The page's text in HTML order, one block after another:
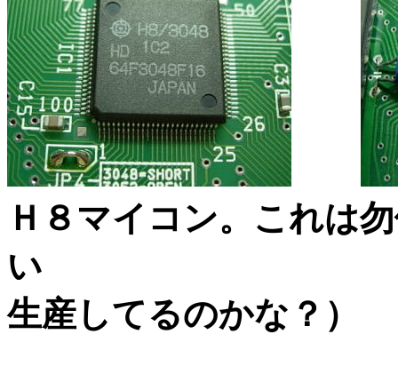
Ｈ８マイコン。これは
い Z80コア
生産してるのかな？